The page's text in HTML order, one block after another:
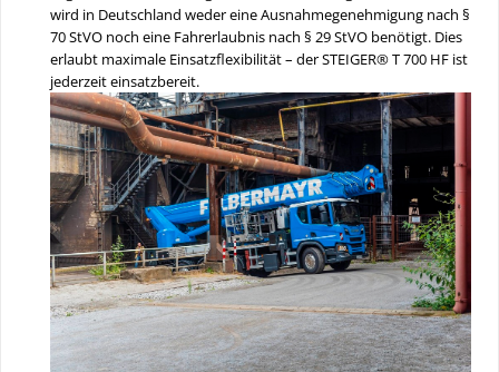
wird in Deutschland weder eine Ausnahmegenehmigung nach §
70 StVO noch eine Fahrerlaubnis nach § 29 StVO benötigt. Dies
erlaubt maximale Einsatzflexibilität – der STEIGER® T 700 HF ist
jederzeit einsatzbereit.